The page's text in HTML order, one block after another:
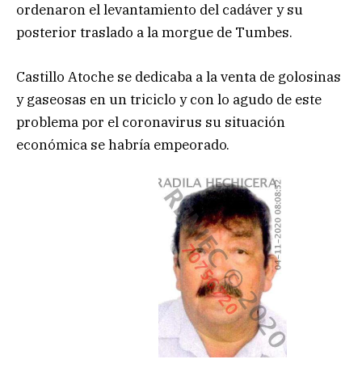
ordenaron el levantamiento del cadáver y su
posterior traslado a la morgue de Tumbes.
Castillo Atoche se dedicaba a la venta de golosinas
y gaseosas en un triciclo y con lo agudo de este
problema por el coronavirus su situación
económica se habría empeorado.